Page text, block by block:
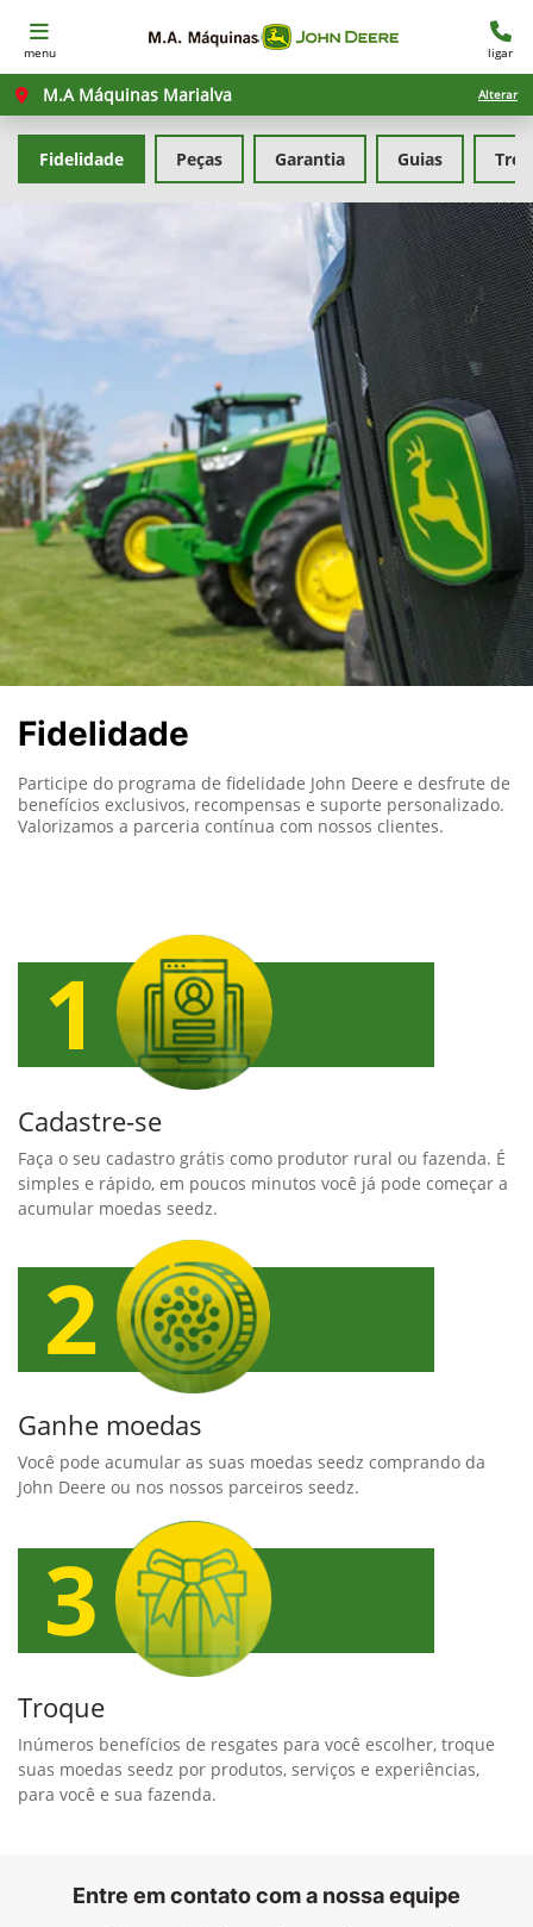
menu ligar
M.A Máquinas Marialva Alterar
Peças Garantia Guias
Fidelidade
Fidelidade
Participe do programa de fidelidade John Deere e desfrute de
benefícios exclusivos, recompensas e suporte personalizado.
Valorizamos a parceria contínua com nossos clientes.
Cadastre-se
Faça o seu cadastro grátis como produtor rural ou fazenda. É
simples e rápido, em poucos minutos você já pode começar a
acumular moedas seedz.
Ganhe moedas
Você pode acumular as suas moedas seedz comprando da
John Deere ou nos nossos parceiros seedz.
Troque
Inúmeros benefícios de resgates para você escolher, troque
suas moedas seedz por produtos, serviços e experiências,
para você e sua fazenda.
Entre em contato com a nossa equipe